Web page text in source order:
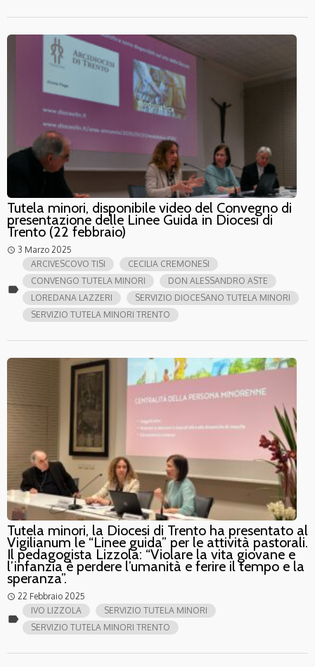
Tutela minori, disponibile video del Convegno di
presentazione delle Linee Guida in Diocesi di
Trento (22 febbraio)
access_time 3 Marzo 2025
label
ARCIVESCOVO TISI
CECILIA CREMONESI
CONVENGO TUTELA MINORI
DON ALESSANDRO ASTE
LOREDANA LAZZERI
SERVIZIO DIOCESANO TUTELA MINORI
SERVIZIO TUTELA MINORI TRENTO
Tutela minori, la Diocesi di Trento ha presentato al
Vigilianum le “Linee guida” per le attività pastorali.
Il pedagogista Lizzola: “Violare la vita giovane e
l’infanzia è perdere l’umanità e ferire il tempo e la
speranza”.
access_time 22 Febbraio 2025
label
IVO LIZZOLA
SERVIZIO TUTELA MINORI
SERVIZIO TUTELA MINORI TRENTO